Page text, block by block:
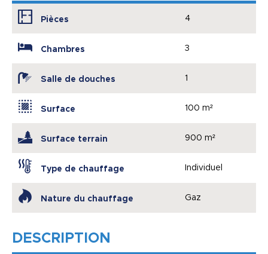
Pièces 4
Chambres 3
Salle de douches 1
Surface 100 m²
Surface terrain 900 m²
Type de chauffage Individuel
Nature du chauffage Gaz
DESCRIPTION